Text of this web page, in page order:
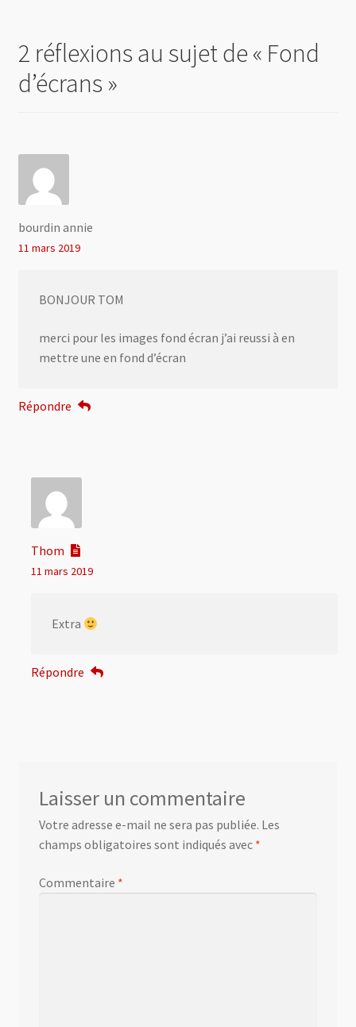
2 réflexions au sujet de « Fond
d’écrans »
bourdin annie
11 mars 2019
BONJOUR TOM
merci pour les images fond écran j’ai reussi à en
mettre une en fond d’écran
Répondre
Thom
11 mars 2019
Extra
Répondre
Laisser un commentaire
Votre adresse e-mail ne sera pas publiée. Les
champs obligatoires sont indiqués avec *
Commentaire *